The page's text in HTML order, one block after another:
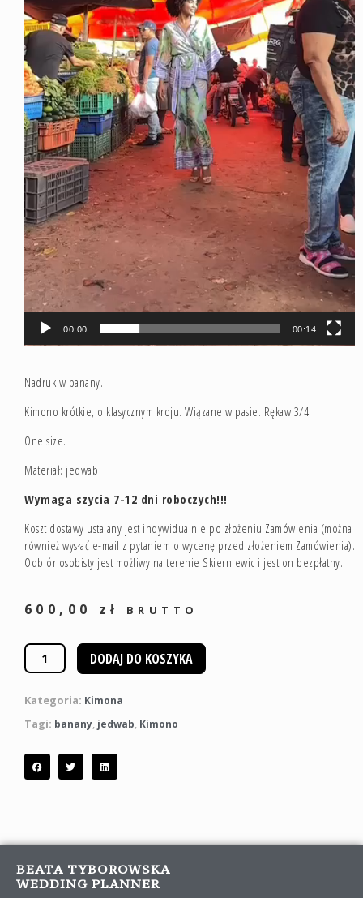
00:00 00:14
Nadruk w banany.
Kimono krótkie, o klasycznym kroju. Wiązane w pasie. Rękaw 3/4.
One size.
Materiał: jedwab
Wymaga szycia 7-12 dni roboczych!!!
Koszt dostawy ustalany jest indywidualnie po złożeniu Zamówienia (można
również wysłać e-mail z pytaniem o wycenę przed złożeniem Zamówienia).
Odbiór osobisty jest możliwy na terenie Skierniewic i jest on bezpłatny.
600,00 zł BRUTTO
DODAJ DO KOSZYKA
Kategoria: Kimona
Tagi: banany, jedwab, Kimono
BEATA TYBOROWSKA
WEDDING PLANNER